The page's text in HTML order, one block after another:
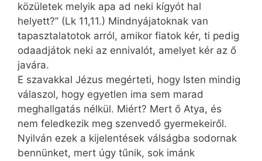
közületek melyik apa ad neki kígyót hal
helyett?” (Lk 11,11.) Mindnyájatoknak van
tapasztalatotok arról, amikor fiatok kér, ti pedig
odaadjátok neki az ennivalót, amelyet kér az ő
javára.
E szavakkal Jézus megérteti, hogy Isten mindig
válaszol, hogy egyetlen ima sem marad
meghallgatás nélkül. Miért? Mert ő Atya, és
nem feledkezik meg szenvedő gyermekeiről.
Nyilván ezek a kijelentések válságba sodornak
bennünket, mert úgy tűnik, sok imánk